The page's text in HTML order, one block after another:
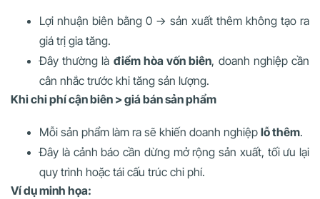
Lợi nhuận biên bằng 0 → sản xuất thêm không tạo ra
giá trị gia tăng.
Đây thường là điểm hòa vốn biên, doanh nghiệp cần
cân nhắc trước khi tăng sản lượng.
Khi chi phí cận biên > giá bán sản phẩm
Mỗi sản phẩm làm ra sẽ khiến doanh nghiệp lỗ thêm.
Đây là cảnh báo cần dừng mở rộng sản xuất, tối ưu lại
quy trình hoặc tái cấu trúc chi phí.
Ví dụ minh họa: